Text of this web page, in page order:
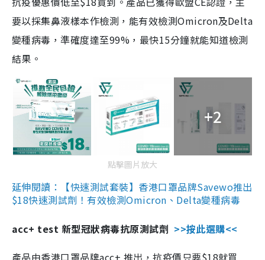
要以採集鼻液樣本作檢測，能有效檢測Omicron及Delta
變種病毒，準確度達至99%，最快15分鐘就能知道檢測
結果。
+2
點擊圖片放大
延伸閱讀：【快速測試套裝】香港口罩品牌Savewo推出
$18快速測試劑！有效檢測Omicron、Delta變種病毒
acc+ test 新型冠狀病毒抗原測試劑 >>按此選購<<
產品由香港口罩品牌acc+ 推出，抗疫價只要$18就買